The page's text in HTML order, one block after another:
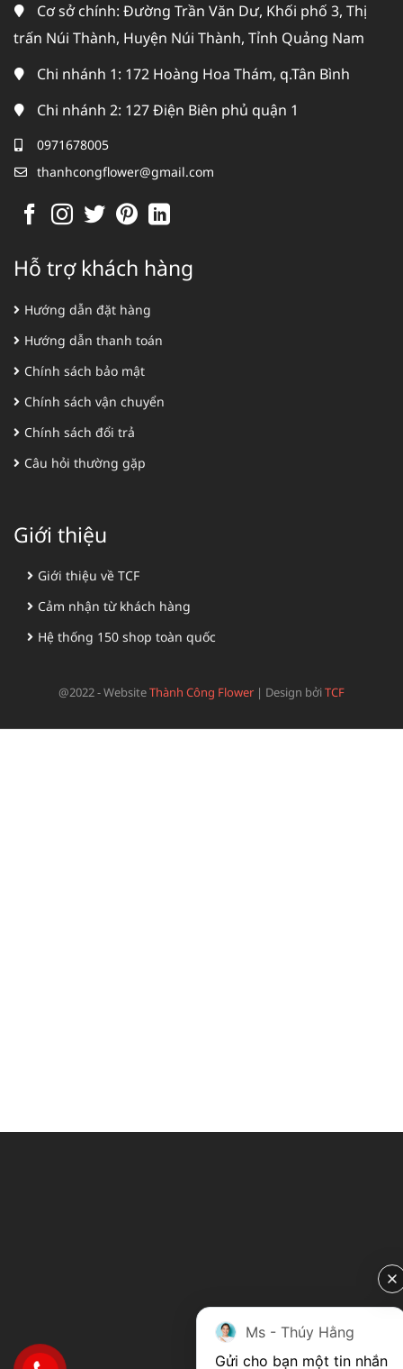
Cơ sở chính: Đường Trần Văn Dư, Khối phố 3, Thị
trấn Núi Thành, Huyện Núi Thành, Tỉnh Quảng Nam
Chi nhánh 1: 172 Hoàng Hoa Thám, q.Tân Bình
Chi nhánh 2: 127 Điện Biên phủ quận 1
0971678005
thanhcongflower@gmail.com
Hỗ trợ khách hàng
Hướng dẫn đặt hàng
Hướng dẫn thanh toán
Chính sách bảo mật
Chính sách vận chuyển
Chính sách đổi trả
Câu hỏi thường gặp
Giới thiệu
Giới thiệu về TCF
Cảm nhận từ khách hàng
Hệ thống 150 shop toàn quốc
@2022 - WebsiteThành Công Flower | Design bởiTCF
Ms - Thúy Hằng
Gửi cho bạn một tin nhắn